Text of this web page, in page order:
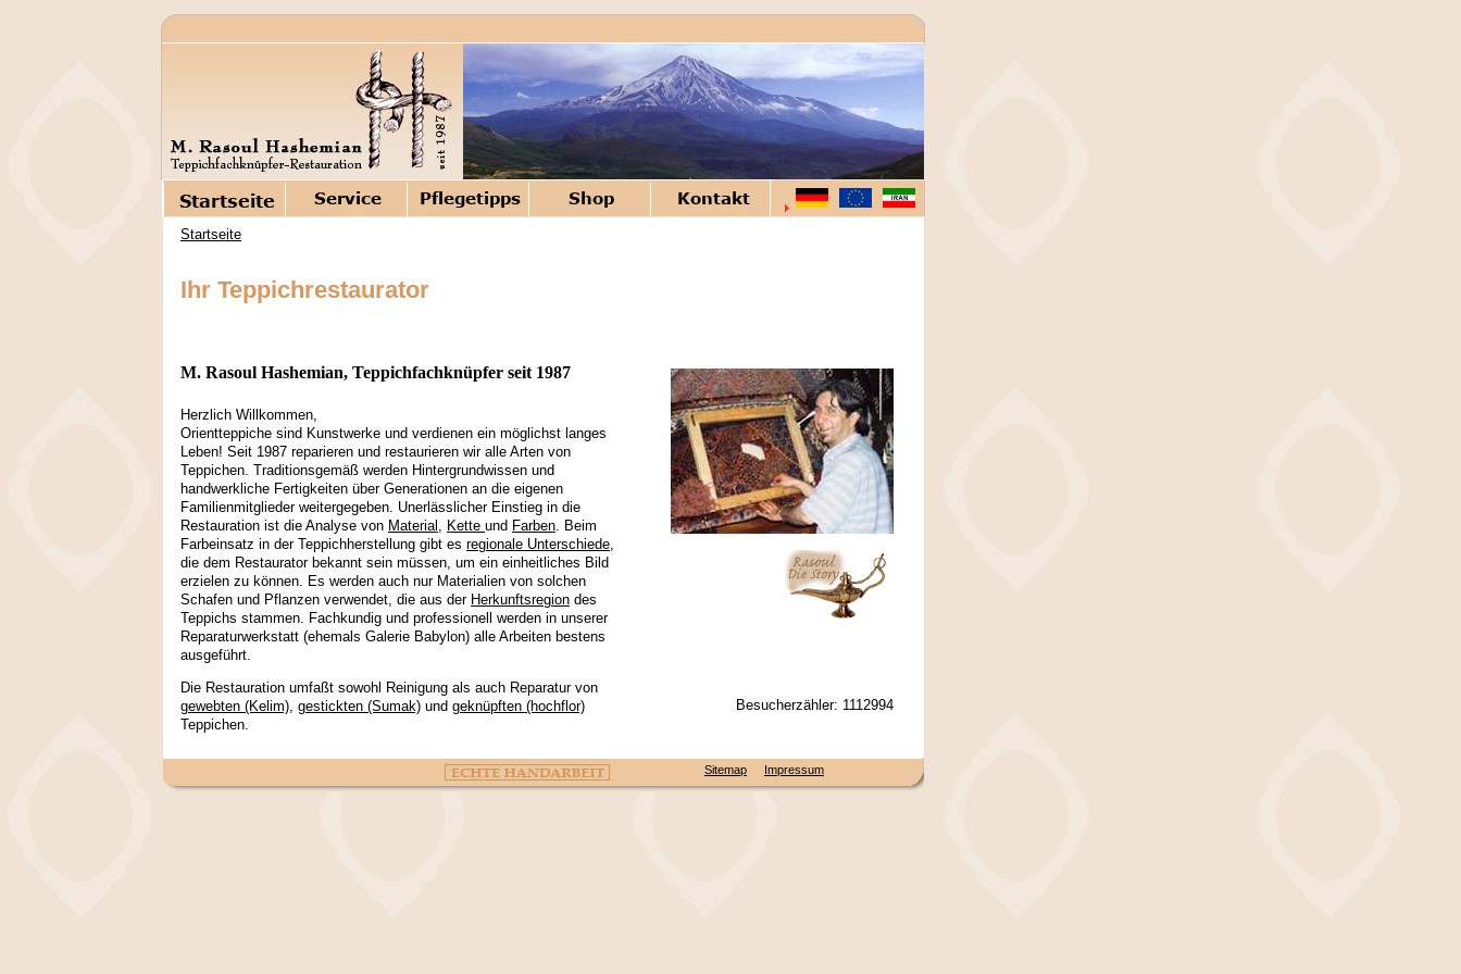
Startseite
Ihr Teppichrestaurator
M. Rasoul Hashemian, Teppichfachknüpfer seit 1987
Herzlich Willkommen,
Orientteppiche sind Kunstwerke und verdienen ein möglichst langes
Leben! Seit 1987 reparieren und restaurieren wir alle Arten von
Teppichen. Traditionsgemäß werden Hintergrundwissen und
handwerkliche Fertigkeiten über Generationen an die eigenen
Familienmitglieder weitergegeben. Unerlässlicher Einstieg in die
Restauration ist die Analyse von Material , Kette und Farben. Beim
Farbeinsatz in der Teppichherstellung gibt es regionale Unterschiede,
die dem Restaurator bekannt sein müssen, um ein einheitliches Bild
erzielen zu können. Es werden auch nur Materialien von solchen
Schafen und Pflanzen verwendet, die aus der Herkunftsregion des
Teppichs stammen. Fachkundig und professionell werden in unserer
Reparaturwerkstatt (ehemals Galerie Babylon) alle Arbeiten bestens
ausgeführt.
Die Restauration umfaßt sowohl Reinigung als auch Reparatur von
gewebten (Kelim), gestickten (Sumak) und geknüpften (hochflor)
Teppichen.
Besucherzähler: 1112994
Sitemap Impressum